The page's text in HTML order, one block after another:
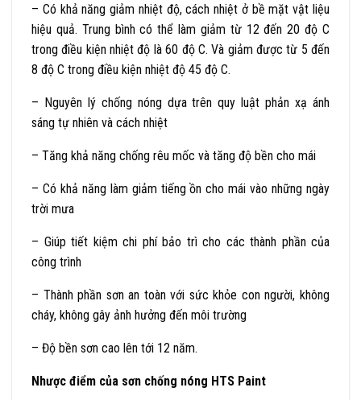
– Có khả năng giảm nhiệt độ, cách nhiệt ở bề mặt vật liệu
hiệu quả. Trung bình có thể làm giảm từ 12 đến 20 độ C
trong điều kiện nhiệt độ là 60 độ C. Và giảm được từ 5 đến
8 độ C trong điều kiện nhiệt độ 45 độ C.
– Nguyên lý chống nóng dựa trên quy luật phản xạ ánh
sáng tự nhiên và cách nhiệt
– Tăng khả năng chống rêu mốc và tăng độ bền cho mái
– Có khả năng làm giảm tiếng ồn cho mái vào những ngày
trời mưa
– Giúp tiết kiệm chi phí bảo trì cho các thành phần của
công trình
– Thành phần sơn an toàn với sức khỏe con người, không
cháy, không gây ảnh hưởng đến môi trường
– Độ bền sơn cao lên tới 12 năm.
Nhược điểm của sơn chống nóng HTS Paint